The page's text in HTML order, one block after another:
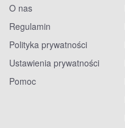
O nas
Regulamin
Polityka prywatności
Ustawienia prywatności
Pomoc